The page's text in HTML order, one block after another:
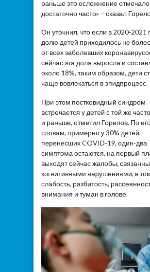
раньше это осложнение
достаточно часто» – сказал
Он уточнил, что если в 2020-2021
долю детей приходилось не
от всех заболевших
сейчас эта доля выросла и
около 18%, таким образом, дети
чаще вовлекаться в эпидпроцесс.
При этом постковидный синдром
встречается у детей с той же
и раньше, отметил Горелов. По
словам, примерно у 30% детей,
перенесших COVID-19, один-два
симптома остаются, на первый
выходят сейчас жалобы,
когнитивными нарушениями, в
слабость, разбитость,
внимания и туман в голове.